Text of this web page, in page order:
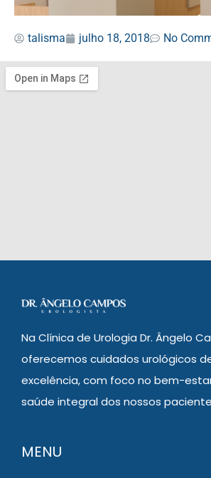
talisma julho 18, 2018 No
Na Clínica de Urologia Dr. Ângelo
oferecemos cuidados urológicos
excelência, com foco no bem-
saúde integral dos nossos
MENU